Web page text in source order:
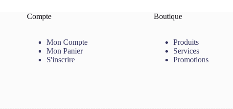
Compte
Mon Compte
Mon Panier
S'inscrire
Boutique
Produits
Services
Promotions